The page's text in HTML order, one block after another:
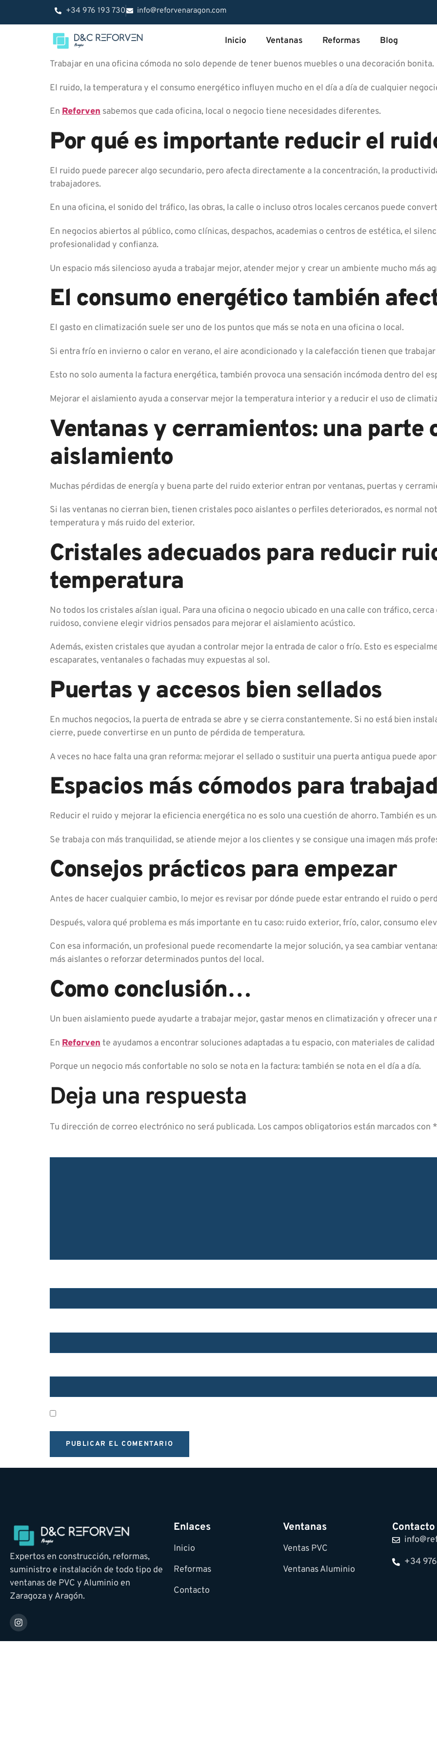
+34 976 193 730 info@reforvenaragon.com
Inicio Ventanas Reformas Blog
Trabajar en una oficina cómoda no solo depende de tener buenos muebles o una decoración bonita.
El ruido, la temperatura y el consumo energético influyen mucho en el día a día de cualquier
En Reforven sabemos que cada oficina, local o negocio tiene necesidades diferentes.
Por qué es importante reducir el
El ruido puede parecer algo secundario, pero afecta directamente a la concentración, la
trabajadores.
En una oficina, el sonido del tráfico, las obras, la calle o incluso otros locales cercanos puede
En negocios abiertos al público, como clínicas, despachos, academias o centros de estética, el
profesionalidad y confianza.
Un espacio más silencioso ayuda a trabajar mejor, atender mejor y crear un ambiente mucho más
El consumo energético también
El gasto en climatización suele ser uno de los puntos que más se nota en una oficina o local.
Si entra frío en invierno o calor en verano, el aire acondicionado y la calefacción tienen que trabajar
Esto no solo aumenta la factura energética, también provoca una sensación incómoda dentro del
Mejorar el aislamiento ayuda a conservar mejor la temperatura interior y a reducir el uso de
Ventanas y cerramientos: una parte
aislamiento
Muchas pérdidas de energía y buena parte del ruido exterior entran por ventanas, puertas y
Si las ventanas no cierran bien, tienen cristales poco aislantes o perfiles deteriorados, es normal
temperatura y más ruido del exterior.
Cristales adecuados para reducir
temperatura
No todos los cristales aíslan igual. Para una oficina o negocio ubicado en una calle con tráfico,
ruidoso, conviene elegir vidrios pensados para mejorar el aislamiento acústico.
Además, existen cristales que ayudan a controlar mejor la entrada de calor o frío. Esto es
escaparates, ventanales o fachadas muy expuestas al sol.
Puertas y accesos bien sellados
En muchos negocios, la puerta de entrada se abre y se cierra constantemente. Si no está bien
cierre, puede convertirse en un punto de pérdida de temperatura.
A veces no hace falta una gran reforma: mejorar el sellado o sustituir una puerta antigua puede
Espacios más cómodos para
Reducir el ruido y mejorar la eficiencia energética no es solo una cuestión de ahorro. También es
Se trabaja con más tranquilidad, se atiende mejor a los clientes y se consigue una imagen más
Consejos prácticos para empezar
Antes de hacer cualquier cambio, lo mejor es revisar por dónde puede estar entrando el ruido o
Después, valora qué problema es más importante en tu caso: ruido exterior, frío, calor, consumo
Con esa información, un profesional puede recomendarte la mejor solución, ya sea cambiar
más aislantes o reforzar determinados puntos del local.
Como conclusión…
Un buen aislamiento puede ayudarte a trabajar mejor, gastar menos en climatización y ofrecer
En Reforvente ayudamos a encontrar soluciones adaptadas a tu espacio, con materiales de
Porque un negocio más confortable no solo se nota en la factura: también se nota en el día a día.
Deja una respuesta
Tu dirección de correo electrónico no será publicada. Los campos obligatorios están marcados con *
Expertos en construcción, reformas,
suministro e instalación de todo tipo de
ventanas de PVC y Aluminio en
Zaragoza y Aragón.
Enlaces
Inicio
Reformas
Contacto
Ventanas
Ventas PVC
Ventanas Aluminio
Contacto
+34